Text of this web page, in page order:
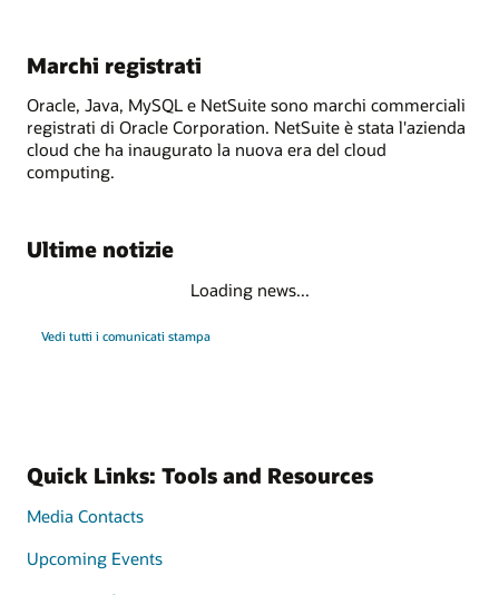
Marchi registrati
Oracle, Java, MySQL e NetSuite sono marchi commerciali
registrati di Oracle Corporation. NetSuite è stata l'azienda
cloud che ha inaugurato la nuova era del cloud
computing.
Ultime notizie
Loading news...
Vedi tutti i comunicati stampa
Quick Links: Tools and Resources
Media Contacts
Upcoming Events